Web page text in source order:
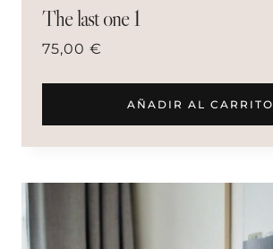
The last one 1
75,00 €
AÑADIR AL CARRITO